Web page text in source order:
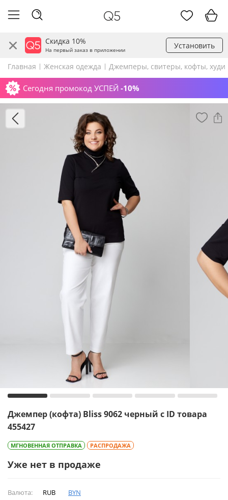
Скидка 10%
На первый заказ в приложении Установить
Главная Женская одежда Джемперы, свитеры, кофты, худи
Сегодня промокод УСПЕЙ -10%
Джемпер (кофта) Bliss 9062 черный с ID товара
455427
МГНОВЕННАЯ ОТПРАВКА РАСПРОДАЖА
Уже нет в продаже
Валюта: RUB BYN